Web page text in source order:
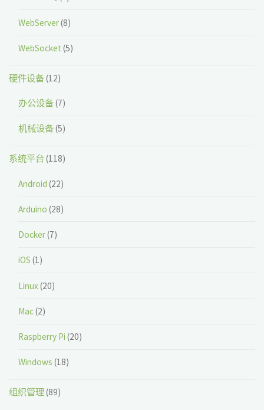
WebServer(8)
WebSocket (5)
硬件设备(12)
办公设备(7)
机械设备(5)
系统平台 (118)
Android (22)
Arduino (28)
Docker(7)
iOS (1)
Linux(20)
Mac(2)
Raspberry Pi (20)
Windows (18)
组织管理(89)